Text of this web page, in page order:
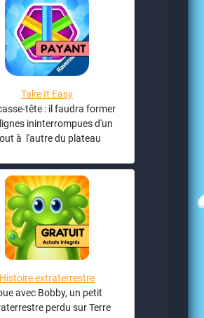
Take It Easy
tête : il faudra former
ininterrompues d'un
à l'autre du plateau
Histoire extraterrestre
avec Bobby, un petit
perdu sur Terre